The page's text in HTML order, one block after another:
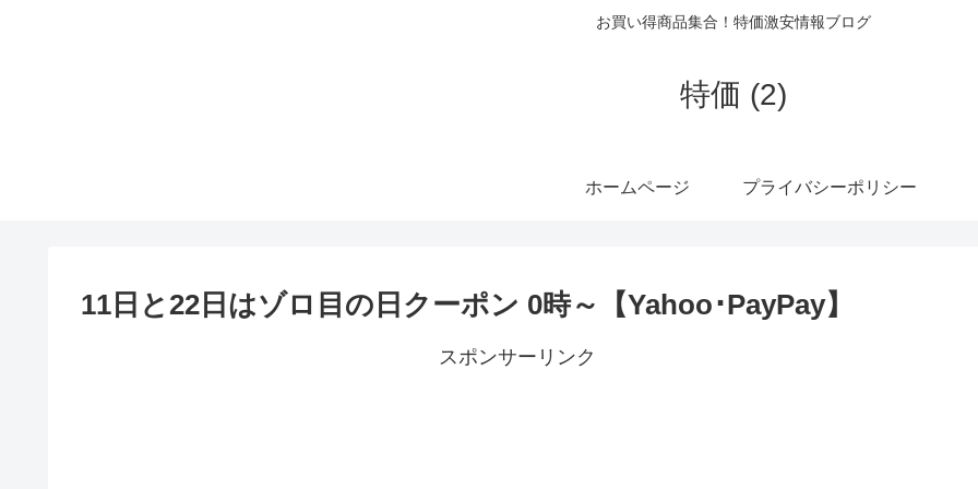
お買い得商品集合！特価激安情報ブログ
特価 (2)
ホームページ プライバシーポリシー
11日と22日はゾロ目の日クーポン 0時～【Yahoo･PayPay】
スポンサーリンク